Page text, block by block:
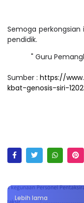
Semoga
pendidik.
" Guru
Sumber : https://
kbat-genosis-siri-
Lebih lama